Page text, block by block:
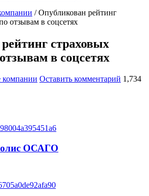
/ Опубликован рейтинг
отзывам в соцсетях
страховых
в соцсетях
компании Оставить комментарий 1,734
ОСАГО